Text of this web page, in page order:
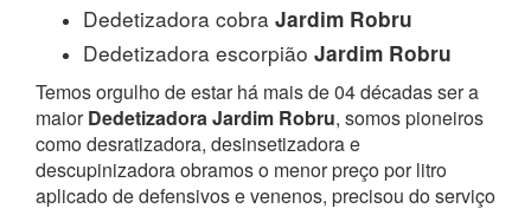
Dedetizadora cobra Jardim Robru
Dedetizadora escorpião Jardim Robru
Temos orgulho de estar há mais de 04 décadas ser a
maiorDedetizadora Jardim Robru, somos pioneiros
como desratizadora, desinsetizadora e
descupinizadora obramos o menor preço por litro
aplicado de defensivos e venenos, precisou do serviço